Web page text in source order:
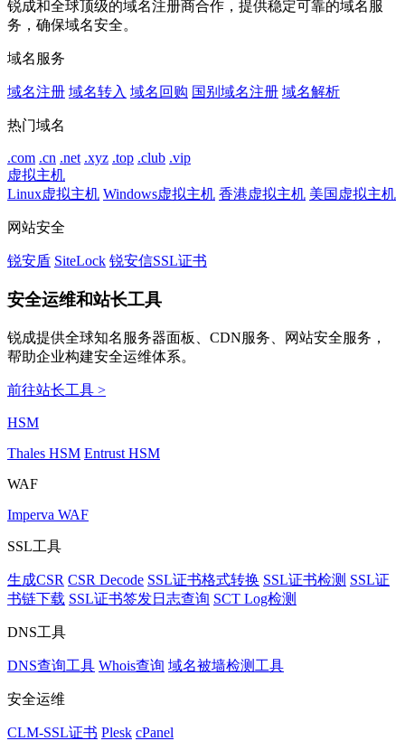
锐成和全球顶级的域名注册商合作，提供稳定可靠的域名服
务，确保域名安全。
域名服务
域名注册 域名转入 域名回购 国别域名注册 域名解析
热门域名
.com .cn .net .xyz .top .club .vip
虚拟主机
Linux虚拟主机 Windows虚拟主机 香港虚拟主机 美国虚拟主机
网站安全
锐安盾 SiteLock 锐安信SSL证书
安全运维和站长工具
锐成提供全球知名服务器面板、CDN服务、网站安全服务，
帮助企业构建安全运维体系。
前往站长工具 >
HSM
Thales HSM Entrust HSM
WAF
Imperva WAF
SSL工具
生成CSR CSR Decode SSL证书格式转换 SSL证书检测 SSL证
书链下载 SSL证书签发日志查询 SCT Log检测
DNS工具
DNS查询工具 Whois查询 域名被墙检测工具
安全运维
CLM-SSL证书 Plesk cPanel